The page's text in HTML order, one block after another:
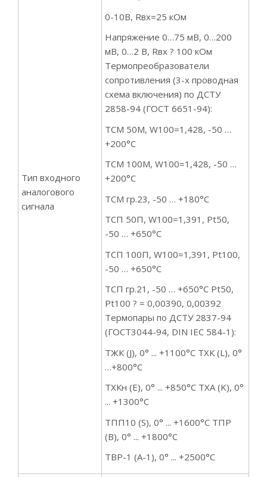
Тип входного
аналогового
сигнала
0-10В, Rвх=25 кОм
Напряжение 0…75 мВ, 0…200
мВ, 0…2 В, Rвх ? 100 кОм
Термопреобразователи
сопротивления (3-х проводная
схема включения) по ДСТУ
2858-94 (ГОСТ 6651-94):
ТСМ 50М, W100=1,428, -50 …
+200°С
ТСМ 100М, W100=1,428, -50 …
+200°С
ТСМ гр.23, -50 … +180°С
ТСП 50П, W100=1,391, Pt50,
-50 … +650°С
ТСП 100П, W100=1,391, Pt100,
-50 … +650°С
ТСП гр.21, -50 … +650°С Pt50,
Pt100 ? = 0,00390, 0,00392
Термопары по ДСТУ 2837-94
(ГОСТ3044-94, DIN IEC 584-1):
ТЖК (J), 0° ... +1100°С ТХК (L), 0°
…+800°C
ТХКн (E), 0° ... +850°С ТХА (K), 0°
... +1300°С
ТПП10 (S), 0° ... +1600°С ТПР
(B), 0° ... +1800°С
ТВР-1 (А-1), 0° ... +2500°С